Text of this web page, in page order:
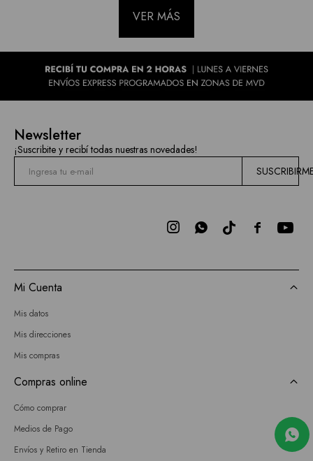
VER MÁS
Newsletter
¡Suscribite y recibí todas nuestras novedades!

 
Mi Cuenta
Mis datos
Mis direcciones
Mis compras
Compras online
Cómo comprar
Medios de Pago
Envíos y Retiro en Tienda